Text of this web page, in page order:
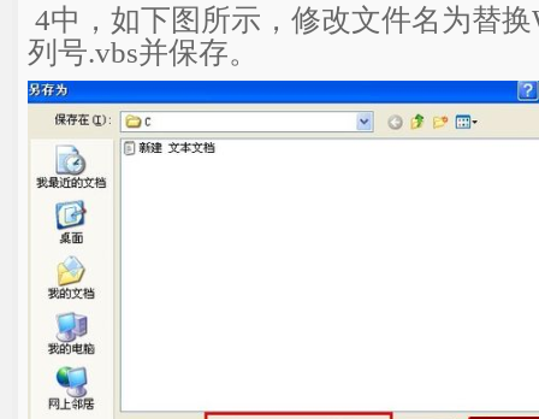
4中，如下图所示，修改文件名为替换
列号.vbs并保存。